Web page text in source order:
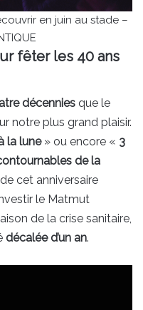
en juin au stade –
fêter les 40 ans
décennies que le
notre plus grand plaisir.
la lune» ou encore « 3
de la
cet anniversaire
le Matmut
de la crise sanitaire,
décalée d’un an.